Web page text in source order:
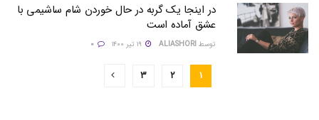
در اینجا یک گربه در حال خوردن شام ساشیمی با
عشق آماده است
توسط ALIASHORI
۱ ۲ ۳